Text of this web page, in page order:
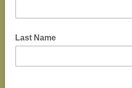
Last Name